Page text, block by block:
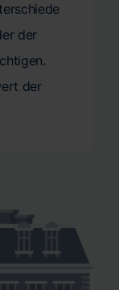
der
der